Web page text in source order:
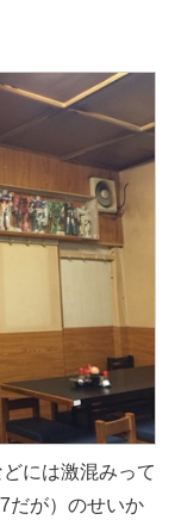
には激混みって
だが）のせいか